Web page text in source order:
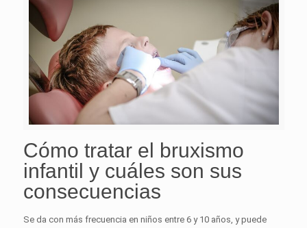
Cómo tratar el bruxismo
infantil y cuáles son sus
consecuencias
Se da con más frecuencia en niños entre 6 y 10 años, y puede